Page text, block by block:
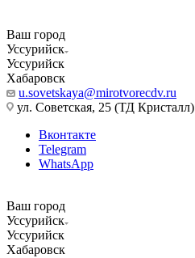
Ваш город
Уссурийск
Уссурийск
Хабаровск
u.sovetskaya@mirotvorecdv.ru
ул. Советская, 25 (ТД Кристалл)
Вконтакте
Telegram
WhatsApp
Ваш город
Уссурийск
Уссурийск
Хабаровск